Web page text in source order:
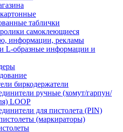
таблички
самоклеющиеся
информации, рекламы
L-образные информации и
биркодержатели
ручные (хомут/гарпун/
LOOP
для пистолета (PIN)
(маркираторы)